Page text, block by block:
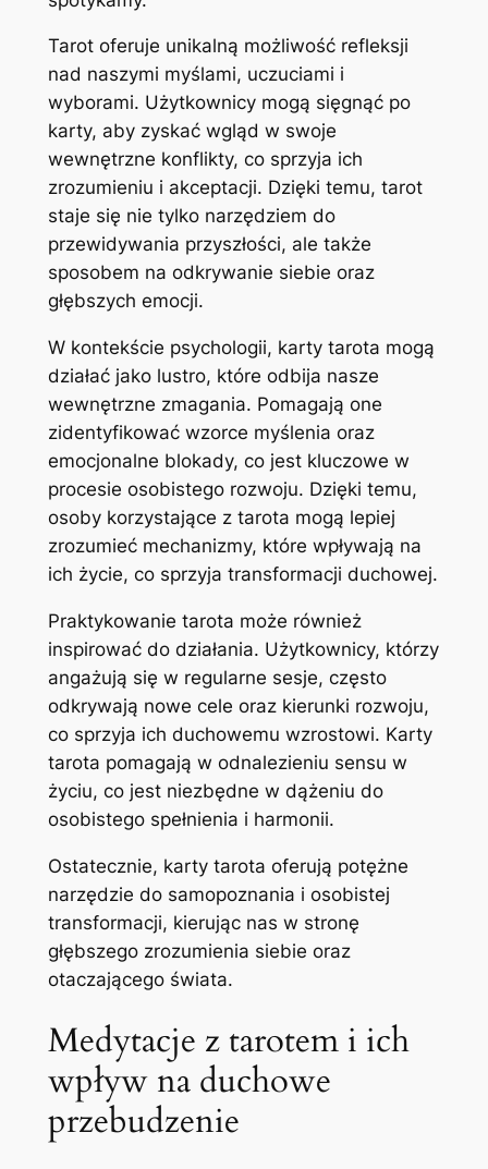
Tarot oferuje unikalną możliwość refleksji
nad naszymi myślami, uczuciami i
wyborami. Użytkownicy mogą sięgnąć po
karty, aby zyskać wgląd w swoje
wewnętrzne konflikty, co sprzyja ich
zrozumieniu i akceptacji. Dzięki temu, tarot
staje się nie tylko narzędziem do
przewidywania przyszłości, ale także
sposobem na odkrywanie siebie oraz
głębszych emocji.
W kontekście psychologii, karty tarota mogą
działać jako lustro, które odbija nasze
wewnętrzne zmagania. Pomagają one
zidentyfikować wzorce myślenia oraz
emocjonalne blokady, co jest kluczowe w
procesie osobistego rozwoju. Dzięki temu,
osoby korzystające z tarota mogą lepiej
zrozumieć mechanizmy, które wpływają na
ich życie, co sprzyja transformacji duchowej.
Praktykowanie tarota może również
inspirować do działania. Użytkownicy, którzy
angażują się w regularne sesje, często
odkrywają nowe cele oraz kierunki rozwoju,
co sprzyja ich duchowemu wzrostowi. Karty
tarota pomagają w odnalezieniu sensu w
życiu, co jest niezbędne w dążeniu do
osobistego spełnienia i harmonii.
Ostatecznie, karty tarota oferują potężne
narzędzie do samopoznania i osobistej
transformacji, kierując nas w stronę
głębszego zrozumienia siebie oraz
otaczającego świata.
Medytacje z tarotem i ich
wpływ na duchowe
przebudzenie